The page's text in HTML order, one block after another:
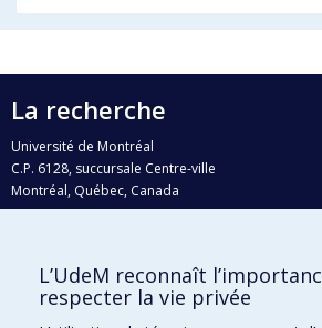
La recherche
Université de Montréal
C.P. 6128, succursale Centre-ville
Montréal, Québec, Canada
H3C 3J7
Qui fait quoi?
L’UdeM reconnaît
respecter la vie privée